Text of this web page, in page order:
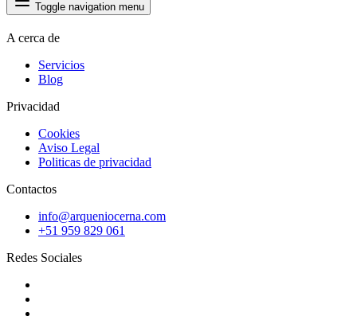
Toggle navigation menu
A cerca de
Servicios
Blog
Privacidad
Cookies
Aviso Legal
Politicas de privacidad
Contactos
info@arqueniocerna.com
+51 959 829 061
Redes Sociales